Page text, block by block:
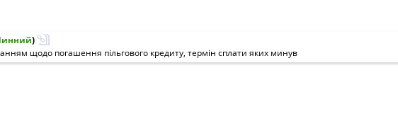
)
щодо погашення пільгового кредиту, термін сплати яких минув